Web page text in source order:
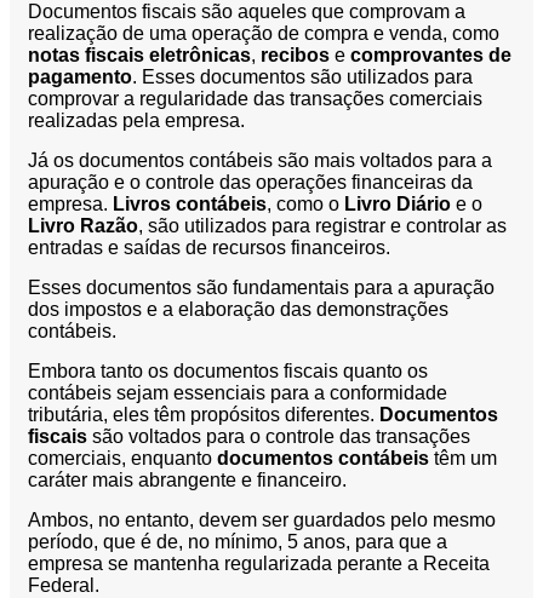
Documentos fiscais são aqueles que comprovam a
realização de uma operação de compra e venda, como
notas fiscais eletrônicas, recibos e comprovantes de
pagamento. Esses documentos são utilizados para
comprovar a regularidade das transações comerciais
realizadas pela empresa.
Já os documentos contábeis são mais voltados para a
apuração e o controle das operações financeiras da
empresa. Livros contábeis, como o Livro Diário e o
Livro Razão, são utilizados para registrar e controlar as
entradas e saídas de recursos financeiros.
Esses documentos são fundamentais para a apuração
dos impostos e a elaboração das demonstrações
contábeis.
Embora tanto os documentos fiscais quanto os
contábeis sejam essenciais para a conformidade
tributária, eles têm propósitos diferentes. Documentos
fiscais são voltados para o controle das transações
comerciais, enquanto documentos contábeis têm um
caráter mais abrangente e financeiro.
Ambos, no entanto, devem ser guardados pelo mesmo
período, que é de, no mínimo, 5 anos, para que a
empresa se mantenha regularizada perante a Receita
Federal.